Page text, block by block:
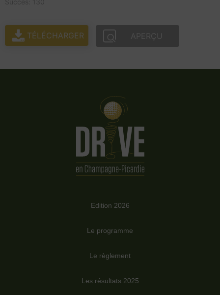
TÉLÉCHARGER APERÇU
Edition 2026
Le programme
Le règlement
Les résultats 2025